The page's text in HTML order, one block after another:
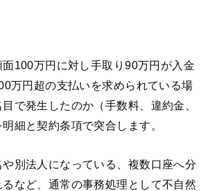
100万円に対し手取り90万円が入金
万円超の支払いを求められている場
で発生したのか（手数料、違約金、
細と契約条項で突合します。
別法人になっている、複数口座へ分
など、通常の事務処理として不自然